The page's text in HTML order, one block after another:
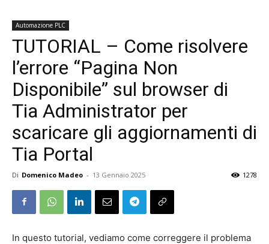
Automazione PLC
TUTORIAL – Come risolvere
l’errore “Pagina Non
Disponibile” sul browser di
Tia Administrator per
scaricare gli aggiornamenti di
Tia Portal
Di Domenico Madeo - 13 Gennaio 2025 1278
In questo tutorial, vediamo come correggere il problema